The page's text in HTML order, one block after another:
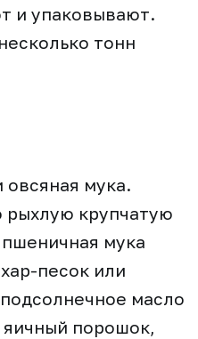
и упаковывают.
тонн
мука.
рыхлую крупчатую
мука
песок или
масло
порошок,